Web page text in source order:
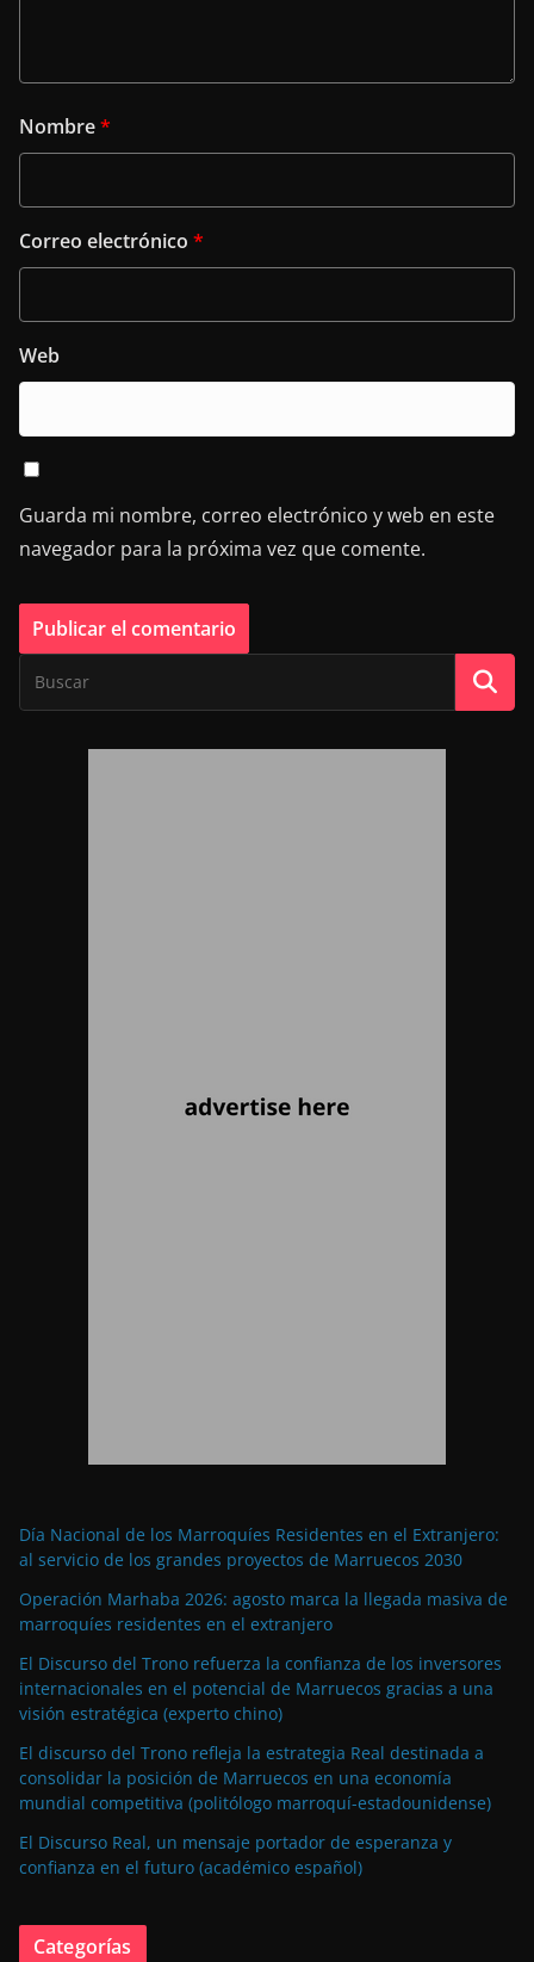
Nombre*
Correo electrónico *
Web
Guarda mi nombre, correo electrónico y web en este
navegador para la próxima vez que comente.
Día Nacional de los Marroquíes Residentes en el Extranjero:
al servicio de los grandes proyectos de Marruecos 2030
Operación Marhaba 2026: agosto marca la llegada masiva de
marroquíes residentes en el extranjero
El Discurso del Trono refuerza la confianza de los inversores
internacionales en el potencial de Marruecos gracias a una
visión estratégica (experto chino)
El discurso del Trono refleja la estrategia Real destinada a
consolidar la posición de Marruecos en una economía
mundial competitiva (politólogo marroquí-estadounidense)
El Discurso Real, un mensaje portador de esperanza y
confianza en el futuro (académico español)
Categorías